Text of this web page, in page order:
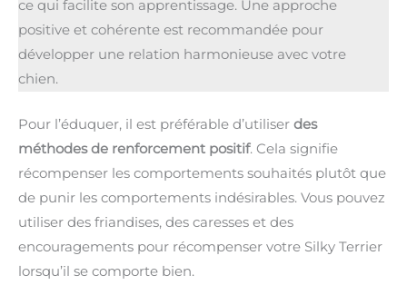
ce qui facilite son apprentissage. Une approche
positive et cohérente est recommandée pour
développer une relation harmonieuse avec votre
chien.
Pour l’éduquer, il est préférable d’utiliser des
méthodes de renforcement positif. Cela signifie
récompenser les comportements souhaités plutôt que
de punir les comportements indésirables. Vous pouvez
utiliser des friandises, des caresses et des
encouragements pour récompenser votre Silky Terrier
lorsqu’il se comporte bien.